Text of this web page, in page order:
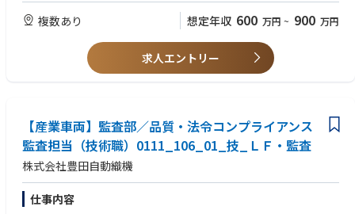
・監査法人ないしは民間企業におけるITGC、情報セキュリティ監査経験
・情報システム部門におけるインフラないしは基幹システムの実務経験
複数あり 想定年収 600 万円 ~ 900 万円
求人エントリー
【産業車両】監査部／品質・法令コンプライアンス
監査担当（技術職）0111_106_01_技_ＬＦ・監査
株式会社豊田自動織機
仕事内容